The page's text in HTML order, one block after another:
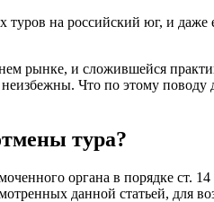
на российский юг, и даже
рынке, и сложившейся
Что по этому поводу
тура?
органа в порядке ст.
данной статьей, для